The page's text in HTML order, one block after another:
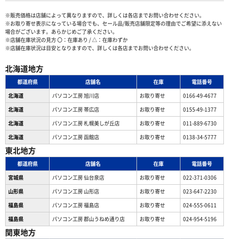
※販売価格は店舗によって異なりますので、詳しくは各店までお問い合わせください。
※お取り寄せ表示になっている場合でも、セール品/販売店舗限定等の理由でご希望に添えない
場合がございます。あらかじめご了承ください。
※店舗在庫状況の見方 〇：在庫あり / △：在庫わずか
※店舗在庫状況は目安となりますので、詳しくは各店までお問い合わせください。
北海道地方
都道府県 店舗名 在庫
電話番号
北海道
パソコン工房 旭川店 お取り寄せ
0166-49-4677
北海道
パソコン工房 帯広店 お取り寄せ
0155-49-1377
北海道
パソコン⼯房 札幌美しが丘店 お取り寄せ
011-889-6730
北海道
パソコン工房 函館店 お取り寄せ 0138-34-5777
東北地方
都道府県 店舗名 在庫
電話番号
宮城県
パソコン工房 仙台泉店 お取り寄せ
022-371-0306
山形県
パソコン工房 山形店 お取り寄せ
023-647-2230
福島県
パソコン工房 福島店 お取り寄せ
024-555-0611
福島県
パソコン工房 郡山うねめ通り店 お取り寄せ 024-954-5196
関東地方